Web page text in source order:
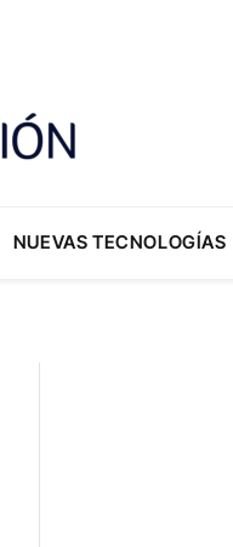
NUEVAS TECNOLOGÍAS